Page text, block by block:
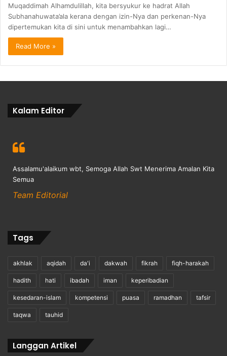
Muqaddimah Alhamdulillah, kita bersyukur ke hadrat Allah
Subhanahuwata’ala kerana dengan izin-Nya dan perkenan-Nya
dipertemukan kita di sini untuk menambahkan lagi…
Read More »
Kalam Editor
Assalamu'alaikum wbt, Semoga Allah Swt Menerima Amalan Kita
Semua
Team Editorial
Tags
akhlak aqidah da'i dakwah fikrah fiqh-harakah
hadith hati ibadah iman keperibadian
kesedaran-islam kompetensi puasa ramadhan tafsir
taqwa tauhid
Langgan Artikel